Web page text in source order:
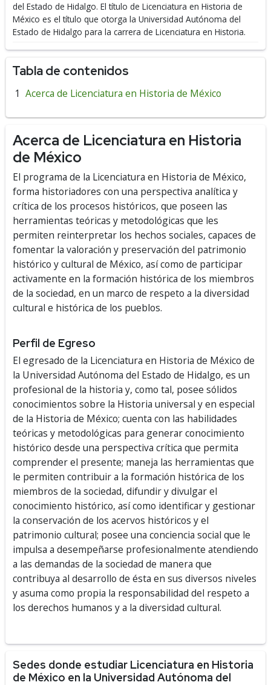
del Estado de Hidalgo. El título de Licenciatura en Historia de
México es el título que otorga la Universidad Autónoma del
Estado de Hidalgo para la carrera de Licenciatura en Historia.
Tabla de contenidos
Acerca de Licenciatura en Historia de México
Acerca de Licenciatura en Historia
de México
El programa de la Licenciatura en Historia de México,
forma historiadores con una perspectiva analítica y
crítica de los procesos históricos, que poseen las
herramientas teóricas y metodológicas que les
permiten reinterpretar los hechos sociales, capaces de
fomentar la valoración y preservación del patrimonio
histórico y cultural de México, así como de participar
activamente en la formación histórica de los miembros
de la sociedad, en un marco de respeto a la diversidad
cultural e histórica de los pueblos.
Perfil de Egreso
El egresado de la Licenciatura en Historia de México de
la Universidad Autónoma del Estado de Hidalgo, es un
profesional de la historia y, como tal, posee sólidos
conocimientos sobre la Historia universal y en especial
de la Historia de México; cuenta con las habilidades
teóricas y metodológicas para generar conocimiento
histórico desde una perspectiva crítica que permita
comprender el presente; maneja las herramientas que
le permiten contribuir a la formación histórica de los
miembros de la sociedad, difundir y divulgar el
conocimiento histórico, así como identificar y gestionar
la conservación de los acervos históricos y el
patrimonio cultural; posee una conciencia social que le
impulsa a desempeñarse profesionalmente atendiendo
a las demandas de la sociedad de manera que
contribuya al desarrollo de ésta en sus diversos niveles
y asuma como propia la responsabilidad del respeto a
los derechos humanos y a la diversidad cultural.
Sedes donde estudiar Licenciatura en Historia
de México en la Universidad Autónoma del